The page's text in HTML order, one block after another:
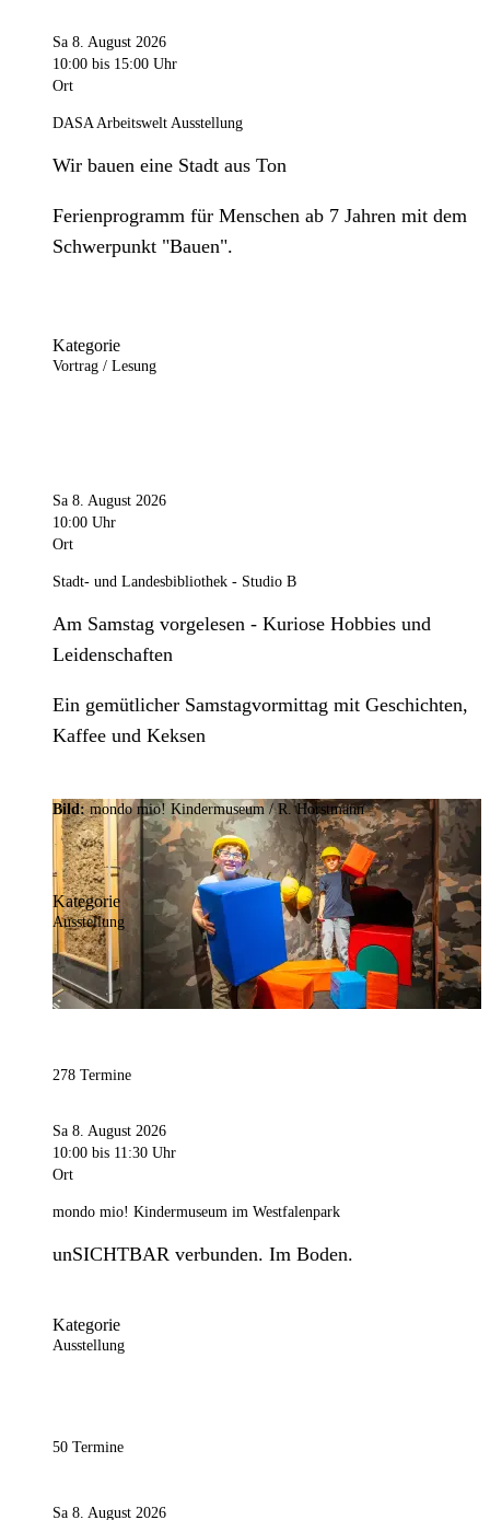
Sa 8. August 2026
10:00 bis 15:00 Uhr
Ort
DASA Arbeitswelt Ausstellung
Wir bauen eine Stadt aus Ton
Ferienprogramm für Menschen ab 7 Jahren mit dem
Schwerpunkt "Bauen".
Kategorie
Vortrag / Lesung
Sa 8. August 2026
10:00 Uhr
Ort
Stadt- und Landesbibliothek - Studio B
Am Samstag vorgelesen - Kuriose Hobbies und
Leidenschaften
Ein gemütlicher Samstagvormittag mit Geschichten,
Kaffee und Keksen
Bild:mondo mio! Kindermuseum / R. Horstmann
Kategorie
Ausstellung
278 Termine
Sa 8. August 2026
10:00 bis 11:30 Uhr
Ort
mondo mio! Kindermuseum im Westfalenpark
unSICHTBAR verbunden. Im Boden.
Kategorie
Ausstellung
50 Termine
Sa 8. August 2026